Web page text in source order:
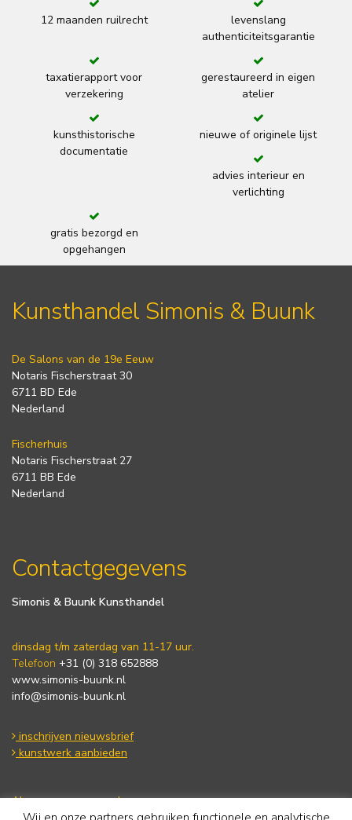
12 maanden ruilrecht
levenslang
authenticiteitsgarantie
taxatierapport voor
verzekering
gerestaureerd in eigen
atelier
kunsthistorische
documentatie
nieuwe of originele lijst
advies interieur en
verlichting
gratis bezorgd en
opgehangen
Kunsthandel Simonis & Buunk
De Salons van de 19e Eeuw
Notaris Fischerstraat 30
6711 BD Ede
Nederland
Fischerhuis
Notaris Fischerstraat 27
6711 BB Ede
Nederland
Contactgegevens
Simonis & Buunk Kunsthandel
dinsdag t/m zaterdag van 11-17 uur.
Telefoon +31 (0) 318 652888
www.simonis-buunk.nl
info@simonis-buunk.nl
inschrijven nieuwsbrief
kunstwerk aanbieden
Algemene voorwaarden